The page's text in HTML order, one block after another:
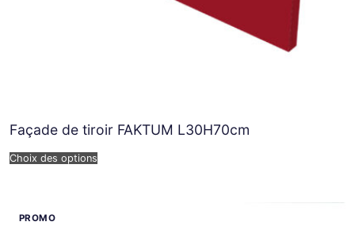
Façade de tiroir FAKTUM L30H70cm
Choix des options